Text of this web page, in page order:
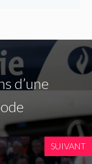
d’une
SUIVANT